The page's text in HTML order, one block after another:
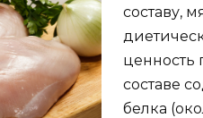
составу,
ценность
составе
белка